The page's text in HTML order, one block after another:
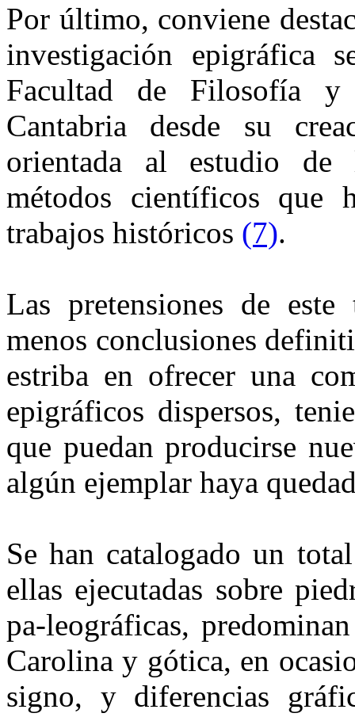
Por último, conviene
investigación epigráfica
Facultad de Filosofía
Cantabria desde su
orientada al estudio de
métodos científicos que
trabajos históricos (7).
Las pretensiones de
menos conclusiones
estriba en ofrecer una
epigráficos dispersos,
que puedan producirse
algún ejemplar haya
Se han catalogado un
ellas ejecutadas sobre
pa-leográficas,
Carolina y gótica, en
signo, y diferencias